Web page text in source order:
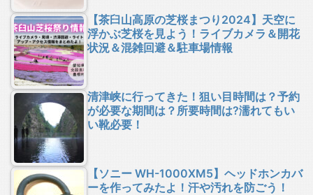
【茶臼山高原の芝桜まつり2024】天空に
浮かぶ芝桜を見よう！ライブカメラ＆開花
状況＆混雑回避＆駐車場情報
清津峡に行ってきた！狙い目時間は？予約
が必要な期間は？所要時間は?濡れてもい
い靴必要！
【ソニー WH-1000XM5】ヘッドホンカバ
ーを作ってみたよ！汗や汚れを防ごう！